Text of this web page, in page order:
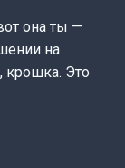
она ты —
на
крошка. Это